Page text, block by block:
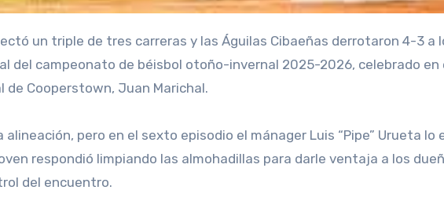
un triple de tres carreras y las Águilas Cibaeñas derrotaron 4-3 a
del campeonato de béisbol otoño-invernal 2025-2026, celebrado en
de Cooperstown, Juan Marichal.
alineación, pero en el sexto episodio el mánager Luis “Pipe” Urueta lo
respondió limpiando las almohadillas para darle ventaja a los
del encuentro.